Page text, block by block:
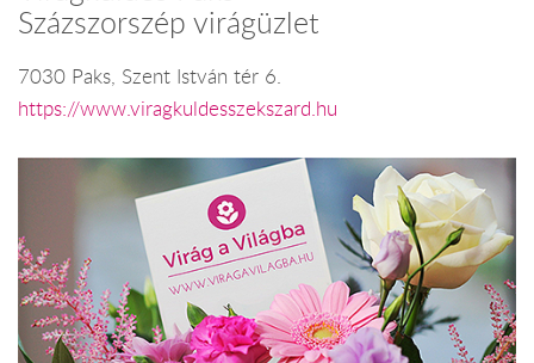
Százszorszép virágüzlet
7030 Paks, Szent István tér 6.
https://www.viragkuldesszekszard.hu